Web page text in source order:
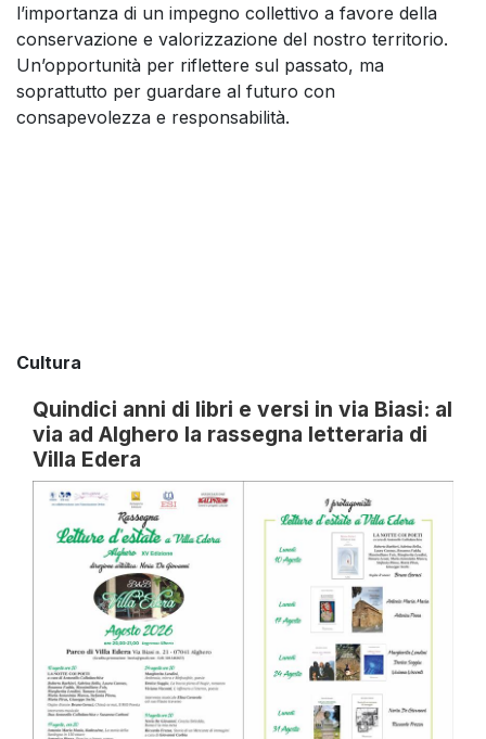
l’importanza di un impegno collettivo a favore della
conservazione e valorizzazione del nostro territorio.
Un’opportunità per riflettere sul passato, ma
soprattutto per guardare al futuro con
consapevolezza e responsabilità.
Cultura
Quindici anni di libri e versi in via Biasi: al
via ad Alghero la rassegna letteraria di
Villa Edera